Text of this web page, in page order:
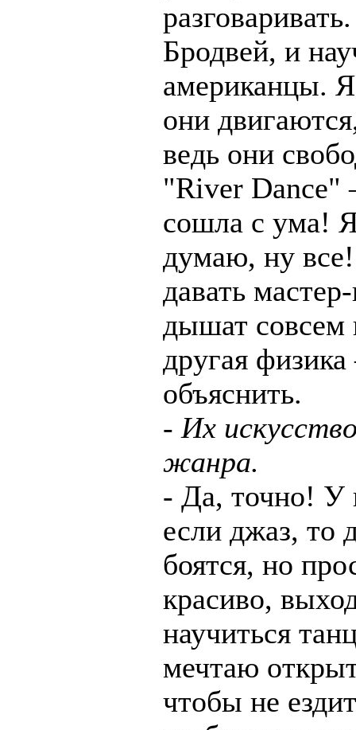
Бродвей, и
американцы. Я
они
ведь они
"River Dance"
сошла с ума!
думаю, ну
давать
дышат совсем
другая
объяснить.
- Их
жанра.
- Да, точно! У
если джаз, то
боятся, но
красиво,
научиться
мечтаю
чтобы не